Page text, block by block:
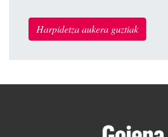
Harpidetza aukera guztiak